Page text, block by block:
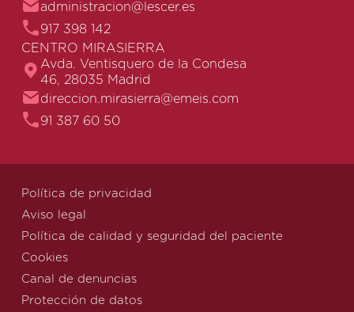
administracion@lescer.es
917 398 142
CENTRO MIRASIERRA
Avda. Ventisquero de la Condesa
46, 28035 Madrid
direccion.mirasierra@emeis.com
91 387 60 50
Política de privacidad
Aviso legal
Política de calidad y seguridad del paciente
Cookies
Canal de denuncias
Protección de datos